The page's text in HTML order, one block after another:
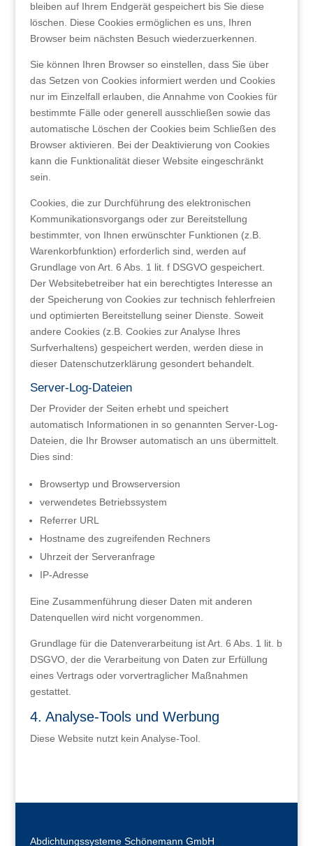
bleiben auf Ihrem Endgerät gespeichert bis Sie diese
löschen. Diese Cookies ermöglichen es uns, Ihren
Browser beim nächsten Besuch wiederzuerkennen.
Sie können Ihren Browser so einstellen, dass Sie über
das Setzen von Cookies informiert werden und Cookies
nur im Einzelfall erlauben, die Annahme von Cookies für
bestimmte Fälle oder generell ausschließen sowie das
automatische Löschen der Cookies beim Schließen des
Browser aktivieren. Bei der Deaktivierung von Cookies
kann die Funktionalität dieser Website eingeschränkt
sein.
Cookies, die zur Durchführung des elektronischen
Kommunikationsvorgangs oder zur Bereitstellung
bestimmter, von Ihnen erwünschter Funktionen (z.B.
Warenkorbfunktion) erforderlich sind, werden auf
Grundlage von Art. 6 Abs. 1 lit. f DSGVO gespeichert.
Der Websitebetreiber hat ein berechtigtes Interesse an
der Speicherung von Cookies zur technisch fehlerfreien
und optimierten Bereitstellung seiner Dienste. Soweit
andere Cookies (z.B. Cookies zur Analyse Ihres
Surfverhaltens) gespeichert werden, werden diese in
dieser Datenschutzerklärung gesondert behandelt.
Server-Log-Dateien
Der Provider der Seiten erhebt und speichert
automatisch Informationen in so genannten Server-Log-
Dateien, die Ihr Browser automatisch an uns übermittelt.
Dies sind:
Browsertyp und Browserversion
verwendetes Betriebssystem
Referrer URL
Hostname des zugreifenden Rechners
Uhrzeit der Serveranfrage
IP-Adresse
Eine Zusammenführung dieser Daten mit anderen
Datenquellen wird nicht vorgenommen.
Grundlage für die Datenverarbeitung ist Art. 6 Abs. 1 lit. b
DSGVO, der die Verarbeitung von Daten zur Erfüllung
eines Vertrags oder vorvertraglicher Maßnahmen
gestattet.
4. Analyse-Tools und Werbung
Diese Website nutzt kein Analyse-Tool.
Abdichtungssysteme Schönemann GmbH